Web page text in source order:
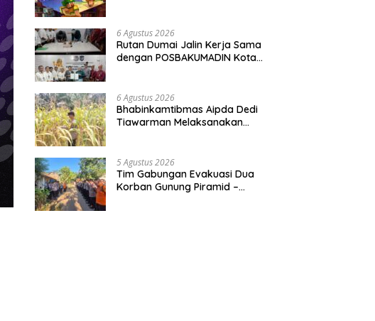
6 Agustus 2026
Rutan Dumai Jalin Kerja Sama
dengan POSBAKUMADIN Kota
6 Agustus 2026
Bhabinkamtibmas Aipda Dedi
Tiawarman Melaksanakan
5 Agustus 2026
Tim Gabungan Evakuasi Dua
Korban Gunung Piramid –